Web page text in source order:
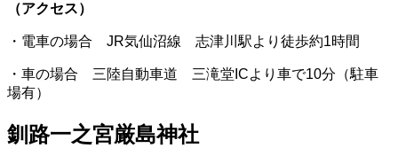
（アクセス）
・電車の場合 JR気仙沼線 志津川駅より徒歩約1時間
・車の場合 三陸自動車道 三滝堂ICより車で10分（駐車
場有）
釧路一之宮厳島神社